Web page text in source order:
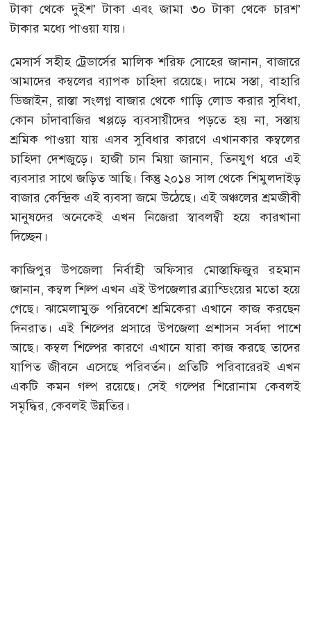
টাকা থেকে দুইশ’ টাকা এবং জামা ৩০ টাকা থেকে চারশ’
টাকার মধ্যে পাওয়া যায়।
মেসার্স সহীহ ট্রেডার্সের মালিক শরিফ সোহের জানান, বাজারে
আমাদের কম্বলের ব্যাপক চাহিদা রয়েছে। দামে সস্তা, বাহারি
ডিজাইন, রাস্তা সংলগ্ন বাজার থেকে গাড়ি লোড করার সুবিধা,
কোন চাঁদাবাজির খপ্পড়ে ব্যবসায়ীদের পড়তে হয় না, সস্তায়
শ্রমিক পাওয়া যায় এসব সুবিধার কারণে এখানকার কম্বলের
চাহিদা দেশজুড়ে। হাজী চান মিয়া জানান, তিনযুগ ধরে এই
ব্যবসার সাথে জড়িত আছি। কিন্তু ২০১৪ সাল থেকে শিমুলদাইড়
বাজার কেন্দ্রিক এই ব্যবসা জমে উঠেছে। এই অঞ্চলের শ্রমজীবী
মানুষদের অনেকেই এখন নিজেরা স্বাবলম্বী হয়ে কারখানা
দিচ্ছেন।
কাজিপুর উপজেলা নির্বাহী অফিসার মোস্তাফিজুর রহমান
জানান, কম্বল শিল্প এখন এই উপজেলার ব্র্যান্ডিংয়ের মতো হয়ে
গেছে। ঝামেলামুক্ত পরিবেশে শ্রমিকেরা এখানে কাজ করছেন
দিনরাত। এই শিল্পের প্রসারে উপজেলা প্রশাসন সর্বদা পাশে
আছে। কম্বল শিল্পের কারণে এখানে যারা কাজ করছে তাদের
যাপিত জীবনে এসেছে পরিবর্তন। প্রতিটি পরিবারেরই এখন
একটি কমন গল্প রয়েছে। সেই গল্পের শিরোনাম কেবলই
সমৃদ্ধির, কেবলই উন্নতির।